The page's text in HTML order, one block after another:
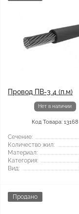
Провод ПВ-3 4 (п.м)
Нет в наличии
Код Товара: 13168
Сечение:
Количество жил:
Материал:
Категория:
Вид:
Продано